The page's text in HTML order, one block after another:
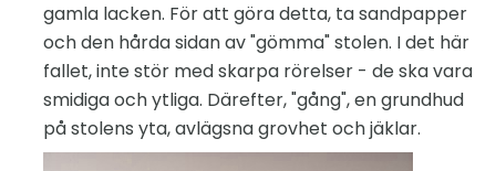
gamla lacken. För att göra detta, ta sandpapper
och den hårda sidan av "gömma" stolen. I det här
fallet, inte stör med skarpa rörelser - de ska vara
smidiga och ytliga. Därefter, "gång", en grundhud
på stolens yta, avlägsna grovhet och jäklar.